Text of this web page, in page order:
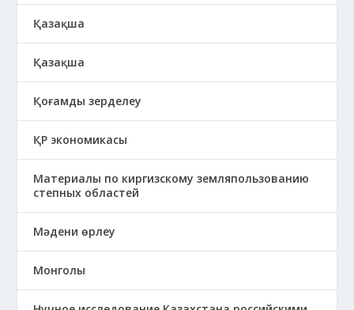
Қазақша
Қазақша
Қоғамды зерделеу
ҚР экономикасы
Материалы по киргизскому земляпользованию
степных областей
Мәдени өрлеу
Монголы